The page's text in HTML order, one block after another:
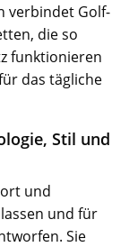
verbindet Golf-
die so
funktionieren
das tägliche
Stil und
und
und für
Sie